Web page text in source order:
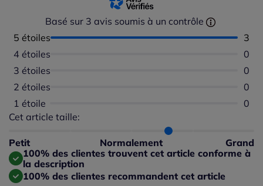
Basé sur 3 avis soumis à un contrôle
5 étoiles
3
4 étoiles
0
3 étoiles
0
2 étoiles
0
1 étoile
0
Cet article taille:
Petit Normalement Grand
Répartition du taillant selon les avis clients
Taille grand : 33%
100% des clientes trouvent cet article conforme à
la description
100% des clientes recommandent cet article